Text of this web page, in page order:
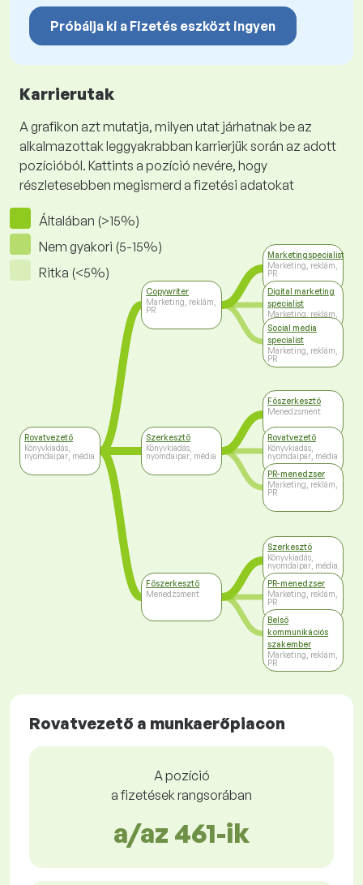
Próbálja ki a Fizetés eszközt ingyen
Karrierutak
A grafikon azt mutatja, milyen utat járhatnak be az
alkalmazottak leggyakrabban karrierjük során az adott
pozícióból. Kattints a pozíció nevére, hogy
részletesebben megismerd a fizetési adatokat
Általában (>15%)
Nem gyakori (5-15%)
Ritka (<5%)
Rovatvezető
Könyvkiadás,
nyomdaipar, média
Copywriter
Marketing, reklám,
PR
Szerkesztő
Könyvkiadás,
nyomdaipar, média
Főszerkesztő
Menedzsment
Marketingspecialista
Marketing, reklám,
PR
Digital marketing
specialist
Marketing, reklám,
PR
Social media
specialist
Marketing, reklám,
PR
Főszerkesztő
Menedzsment
Rovatvezető
Könyvkiadás,
nyomdaipar, média
PR-menedzser
Marketing, reklám,
PR
Szerkesztő
Könyvkiadás,
nyomdaipar, média
PR-menedzser
Marketing, reklám,
PR
Belső
kommunikációs
szakember
Marketing, reklám,
PR
Rovatvezető a munkaerőpiacon
A pozíció
a fizetések rangsorában
a/az 461-ik